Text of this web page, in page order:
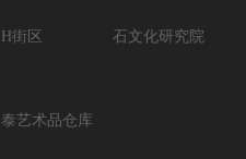
H街区 石文化研究院
泰艺术品仓库